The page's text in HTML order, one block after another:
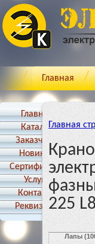
Главная
Главная
Каталог
Заказчики
Новинки
Cертификаты
Услуги
Контакты
Реквизиты
Главная
225 L8
Лапы